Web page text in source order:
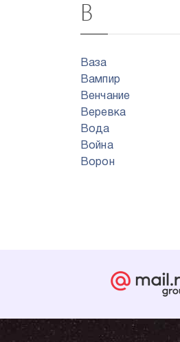
В
Ваза
Вампир
Венчание
Веревка
Вода
Война
Ворон